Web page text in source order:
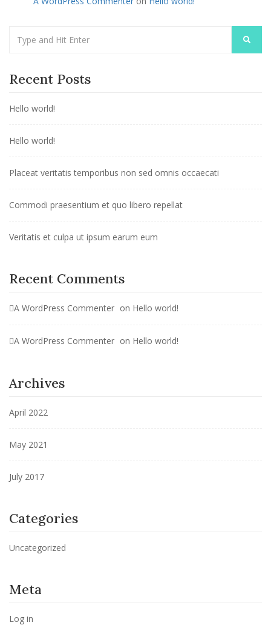
Recent Posts
Hello world!
Hello world!
Placeat veritatis temporibus non sed omnis occaecati
Commodi praesentium et quo libero repellat
Veritatis et culpa ut ipsum earum eum
Recent Comments
A WordPress Commenter on Hello world!
A WordPress Commenter on Hello world!
Archives
April 2022
May 2021
July 2017
Categories
Uncategorized
Meta
Log in